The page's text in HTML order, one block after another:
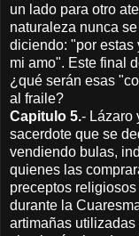
un lado para otro
naturaleza nunca
diciendo: "por estas
mi amo". Este final
¿qué serán esas
al fraile?
Capitulo 5.- Lázaro
sacerdote que se
vendiendo bulas,
quienes las
preceptos
durante la
artimañas